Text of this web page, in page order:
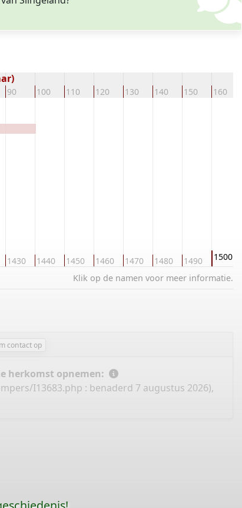
90 100 110 120 130 140 150 160
1430 1440 1450 1460 1470 1480 1490 1500
Klik op de namen voor meer informatie.
contact op
herkomst opnemen:
I13683.php : benaderd 7 augustus 2026),